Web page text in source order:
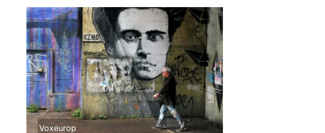
Voxeurop